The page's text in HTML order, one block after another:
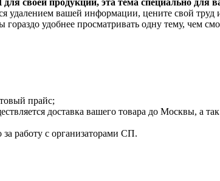
своей продукции, эта тема специально для
удалением вашей информации, цените свой труд
удобнее просматривать одну тему, чем
прайс;
доставка вашего товара до Москвы, а
работу с организаторами СП.